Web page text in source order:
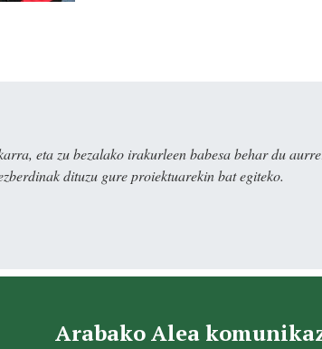
eta zu bezalako irakurleen babesa behar du
dituzu gure proiektuarekin bat egiteko.
Arabako Alea